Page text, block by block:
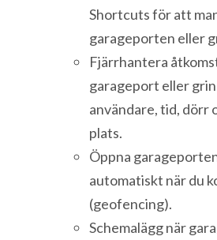
Shortcuts för att
garageporten eller
Fjärrhantera
garageport eller
användare, tid, dörr
plats.
Öppna
automatiskt när du
(geofencing).
Schemalägg när